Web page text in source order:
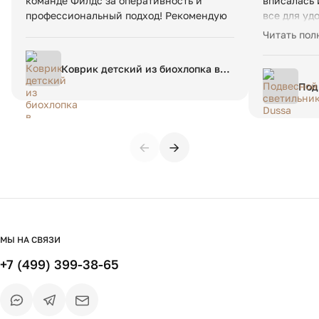
профессиональный подход! Рекомендую
Коврик детский из биохлопка в
берберском стиле Dybala 120 x
все для
удобная
Читать
← →
МЫ НА СВЯЗИ
+7 (499) 399-38-65